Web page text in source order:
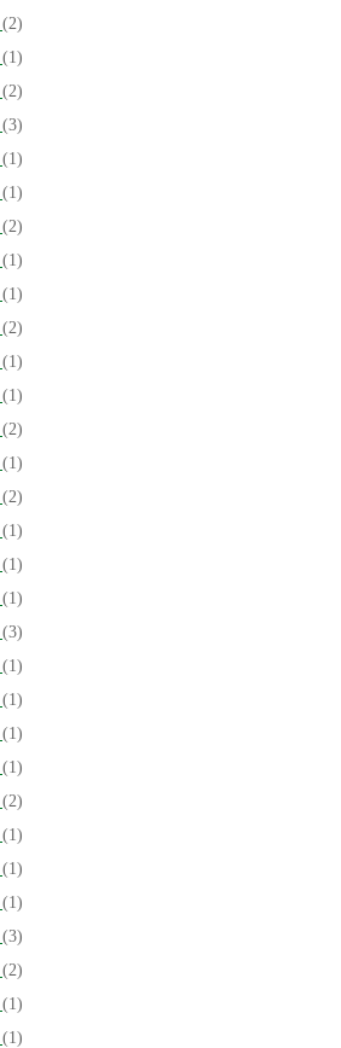
(2)
(1)
(2)
(3)
(1)
(1)
(2)
(1)
(1)
(2)
(1)
(1)
(2)
(1)
(2)
(1)
(1)
(1)
(3)
(1)
(1)
(1)
(1)
(2)
(1)
(1)
(1)
(3)
(2)
(1)
(1)